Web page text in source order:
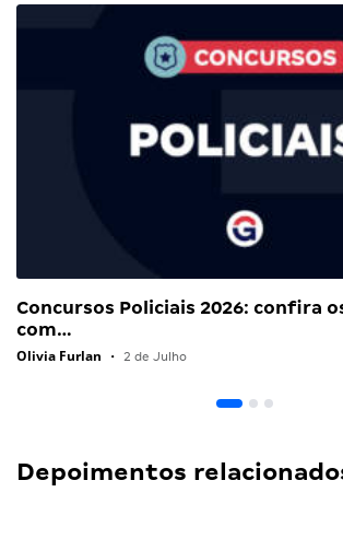
Concursos Policiais 2026: confira
com…
Olivia Furlan • 2 de Julho
Depoimentos